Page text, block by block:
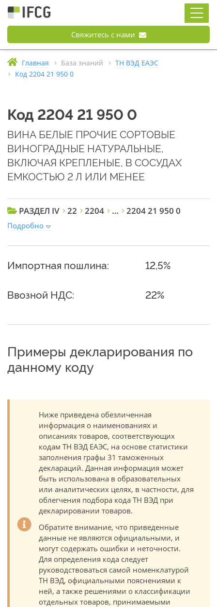
Свяжитесь с нами
Главная База знаний
ТН ВЭД ЕАЭС
Код 2204 21 950 0
Код 2204 21 950 0
ВИНА БЕЛЫЕ ПРОЧИЕ СОРТОВЫЕ
ВИНОГРАДНЫЕ НАТУРАЛЬНЫЕ,
ВКЛЮЧАЯ КРЕПЛЕНЫЕ, В СОСУДАХ
ЕМКОСТЬЮ 2 Л ИЛИ МЕНЕЕ
РАЗДЕЛ IV 22 2204 … 2204 21 950 0
Подробно
Импортная пошлина: 12,5%
Ввозной НДС: 22%
Примеры декларирования по
данному коду
Ниже приведена обезличенная
информация о наименованиях и
описаниях товаров, соответствующих
кодам ТН ВЭД ЕАЭС, на основе статистики
заполнения графы 31 таможенных
деклараций. Данная информация может
быть использована в образовательных
или аналитических целях, в частности, для
облегчения подбора кода ТН ВЭД при
декларировании товаров.
Обратите внимание, что приведенные
данные не являются официальными, и
могут содержать ошибки и неточности.
Для определения кода следует
руководствоваться самой номенклатурой
ТН ВЭД, официальными пояснениями к
ней, а также решениями о классификации
отдельных товаров, принимаемыми